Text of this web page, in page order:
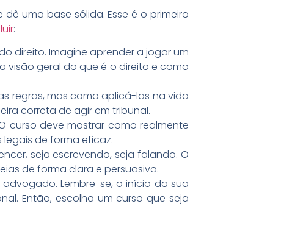
uma base sólida. Esse é o primeiro
:
direito. Imagine aprender a jogar um
visão geral do que é o direito e como
regras, mas como aplicá-las na vida
correta de agir em tribunal.
curso deve mostrar como realmente
de forma eficaz.
seja escrevendo, seja falando. O
de forma clara e persuasiva.
Lembre-se, o início da sua
Então, escolha um curso que seja